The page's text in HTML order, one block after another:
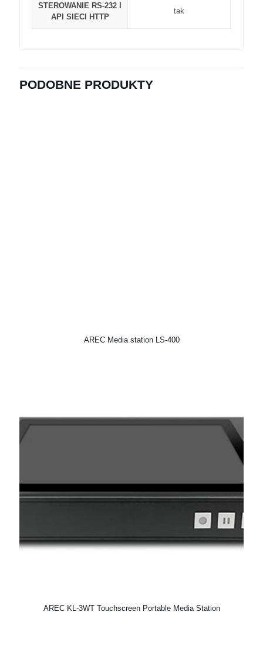
STEROWANIE RS-232 I
API SIECI HTTP
tak
PODOBNE PRODUKTY
AREC Media station LS-400
AREC KL-3WT Touchscreen Portable Media Station